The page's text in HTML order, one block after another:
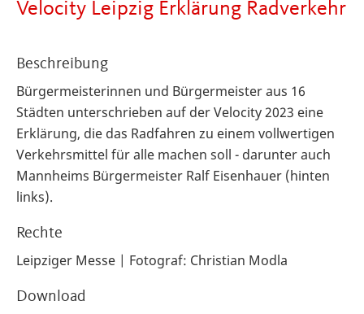
Velocity Leipzig Erklärung Radverkehr
Beschreibung
Bürgermeisterinnen und Bürgermeister aus 16
Städten unterschrieben auf der Velocity 2023 eine
Erklärung, die das Radfahren zu einem vollwertigen
Verkehrsmittel für alle machen soll - darunter auch
Mannheims Bürgermeister Ralf Eisenhauer (hinten
links).
Rechte
Leipziger Messe | Fotograf: Christian Modla
Download